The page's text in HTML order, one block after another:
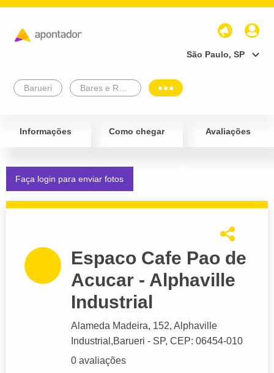
São Paulo, SP
Barueri
Informações Como chegar Avaliações
Faça login para enviar fotos
Espaco Cafe Pao de
Acucar - Alphaville
Industrial
Alameda Madeira, 152, Alphaville
Industrial,Barueri - SP, CEP: 06454-010
0 avaliações